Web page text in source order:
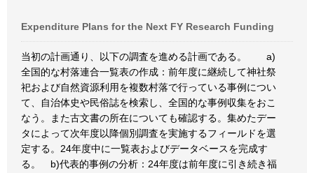
Expenditure Plans for the Next FY Research Funding
当初の計画通り、以下の調査を進める計画である。 a)
全国的な村落連合一覧表の作成：前年度に継続して神社祭
祀および自然資源利用を複数村落で行っている事例につい
て、自治体史や民俗誌を検索し、全国的な事例収集をおこ
なう。また古文書の所在についても確認する。集めたデー
タによって次年度以降個別調査を実施するフィールドを選
定する。24年度中に一覧表およびデータベースを完成す
る。 b)代表的事例の分析：24年度は前年度に引き続き福